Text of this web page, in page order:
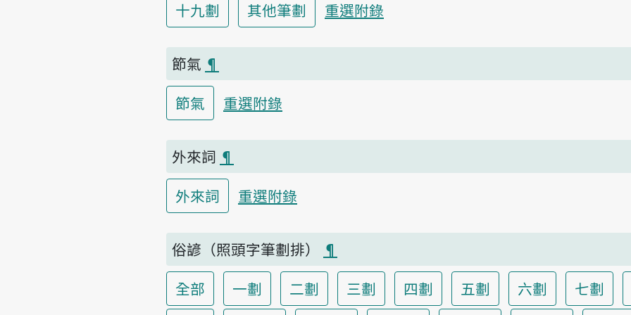
十九劃
其他筆劃 重選附錄
節氣 ¶
節氣
重選附錄
外來詞 ¶
外來詞
重選附錄
俗諺（照頭字筆劃排）
¶
全部
一劃 二劃 三劃 四劃 五劃 六劃 七劃